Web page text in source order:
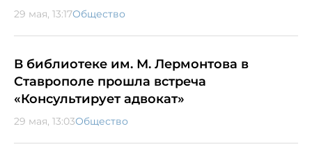
29 мая, 13:17Общество
В библиотеке им. М. Лермонтова в
Ставрополе прошла встреча
«Консультирует адвокат»
29 мая, 13:03Общество